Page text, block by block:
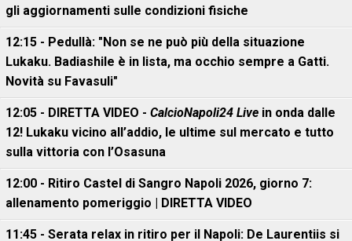
gli aggiornamenti sulle condizioni fisiche
12:15 - Pedullà: "Non se ne può più della situazione
Lukaku. Badiashile è in lista, ma occhio sempre a Gatti.
Novità su Favasuli"
12:05 - DIRETTA VIDEO - CalcioNapoli24 Live in onda dalle
12! Lukaku vicino all’addio, le ultime sul mercato e tutto
sulla vittoria con l’Osasuna
12:00 - Ritiro Castel di Sangro Napoli 2026, giorno 7:
allenamento pomeriggio | DIRETTA VIDEO
11:45 - Serata relax in ritiro per il Napoli: De Laurentiis si